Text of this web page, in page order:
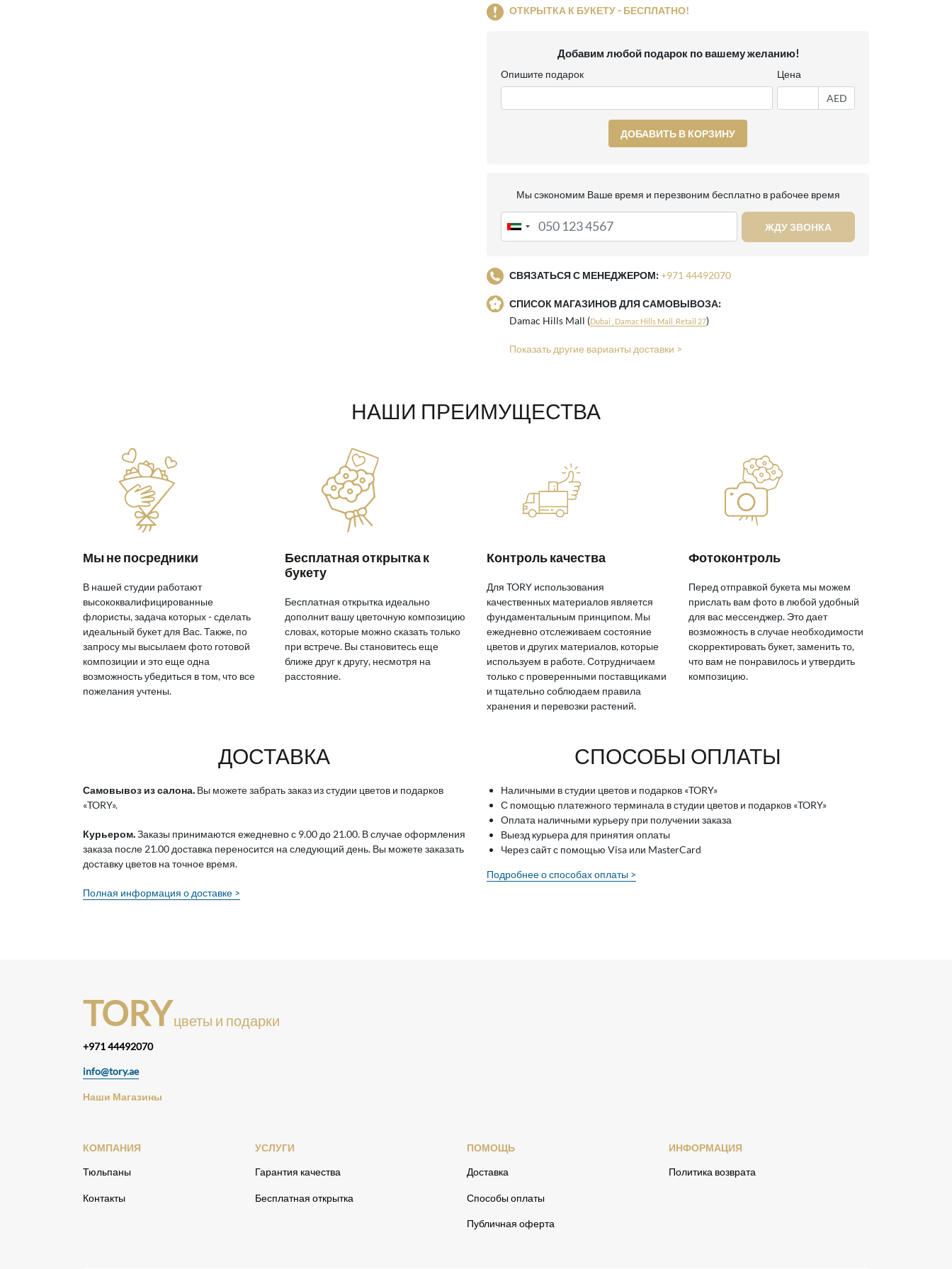
ОТКРЫТКА К БУКЕТУ - БЕСПЛАТНО!
Добавим любой подарок по вашему желанию!
Опишите подарок Цена
AED
ДОБАВИТЬ В КОРЗИНУ
Мы сэкономим Ваше время и перезвоним бесплатно в рабочее время
ЖДУ ЗВОНКА
СВЯЗАТЬСЯ С МЕНЕДЖЕРОМ:+971 44492070
СПИСОК МАГАЗИНОВ ДЛЯ САМОВЫВОЗА:
Damac Hills Mall (Dubai , Damac Hills Mall, Retail 27)
Показать другие варианты доставки >
НАШИ ПРЕИМУЩЕСТВА
Мы не посредники
В нашей студии работают
высококвалифицированные
флористы, задача которых - сделать
идеальный букет для Вас. Также, по
запросу мы высылаем фото готовой
композиции и это еще одна
возможность убедиться в том, что все
пожелания учтены.
Бесплатная открытка к
букету
Бесплатная открытка идеально
дополнит вашу цветочную композицию
словах, которые можно сказать только
при встрече. Вы становитесь еще
ближе друг к другу, несмотря на
расстояние.
Контроль качества
Для TORY использования
качественных материалов является
фундаментальным принципом. Мы
ежедневно отслеживаем состояние
цветов и других материалов, которые
используем в работе. Сотрудничаем
только с проверенными поставщиками
и тщательно соблюдаем правила
хранения и перевозки растений.
Фотоконтроль
Перед отправкой букета мы можем
прислать вам фото в любой удобный
для вас мессенджер. Это дает
возможность в случае необходимости
скорректировать букет, заменить то,
что вам не понравилось и утвердить
композицию.
ДОСТАВКА
Самовывоз из салона. Вы можете забрать заказ из студии цветов и подарков
«TORY».
Курьером.Заказы принимаются ежедневно с 9.00 до 21.00. В случае оформления
заказа после 21.00 доставка переносится на следующий день. Вы можете заказать
доставку цветов на точное время.
Полная информация о доставке >
СПОСОБЫ ОПЛАТЫ
Наличными в студии цветов и подарков «TORY»
С помощью платежного терминала в студии цветов и подарков «TORY»
Оплата наличными курьеру при получении заказа
Выезд курьера для принятия оплаты
Через сайт с помощью Visa или MasterCard
Подробнее о способах оплаты >
TORYцветы и подарки
+971 44492070
info@tory.ae
Наши Магазины
КОМПАНИЯ
Тюльпаны
Контакты
УСЛУГИ
Гарантия качества
Бесплатная открытка
ПОМОЩЬ
Доставка
Способы оплаты
Публичная оферта
ИНФОРМАЦИЯ
Политика возврата